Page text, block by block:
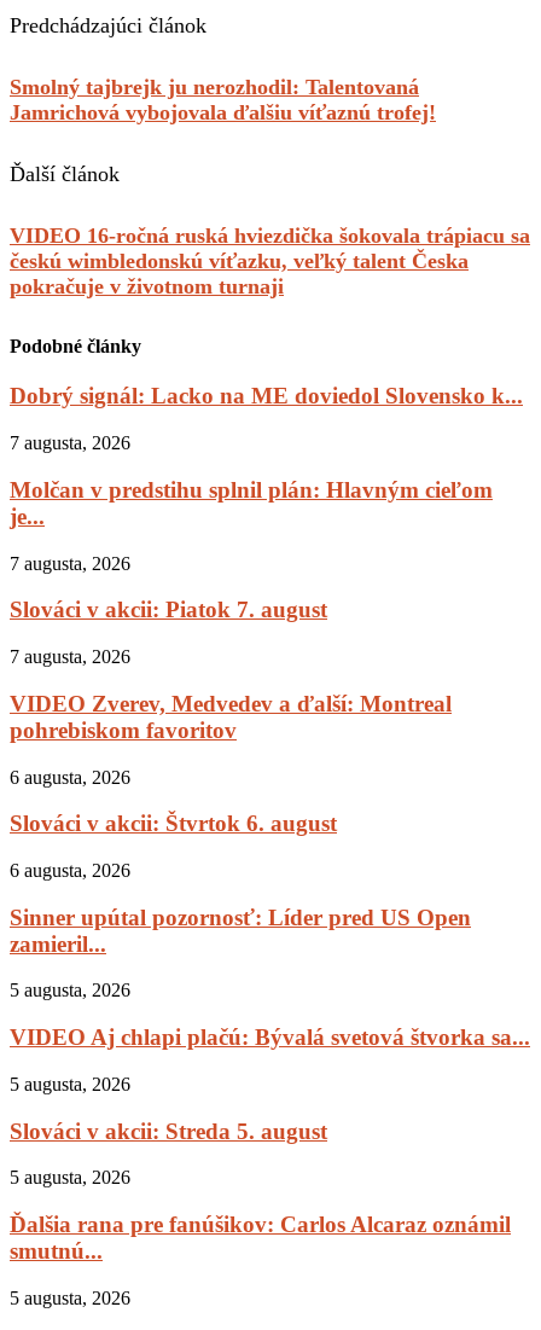
Predchádzajúci článok
Smolný tajbrejk ju nerozhodil: Talentovaná
Jamrichová vybojovala ďalšiu víťaznú trofej!
Ďalší článok
VIDEO 16-ročná ruská hviezdička šokovala trápiacu sa
českú wimbledonskú víťazku, veľký talent Česka
pokračuje v životnom turnaji
Podobné články
Dobrý signál: Lacko na ME doviedol Slovensko k...
7 augusta, 2026
Molčan v predstihu splnil plán: Hlavným cieľom
je...
7 augusta, 2026
Slováci v akcii: Piatok 7. august
7 augusta, 2026
VIDEO Zverev, Medvedev a ďalší: Montreal
pohrebiskom favoritov
6 augusta, 2026
Slováci v akcii: Štvrtok 6. august
6 augusta, 2026
Sinner upútal pozornosť: Líder pred US Open
zamieril...
5 augusta, 2026
VIDEO Aj chlapi plačú: Bývalá svetová štvorka sa...
5 augusta, 2026
Slováci v akcii: Streda 5. august
5 augusta, 2026
Ďalšia rana pre fanúšikov: Carlos Alcaraz oznámil
smutnú...
5 augusta, 2026